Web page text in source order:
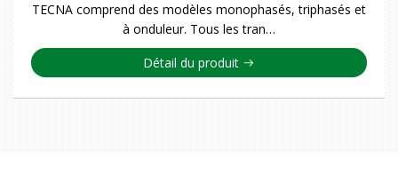
TECNA comprend des modèles monophasés, triphasés et
à onduleur. Tous les tran…
Détail du produit